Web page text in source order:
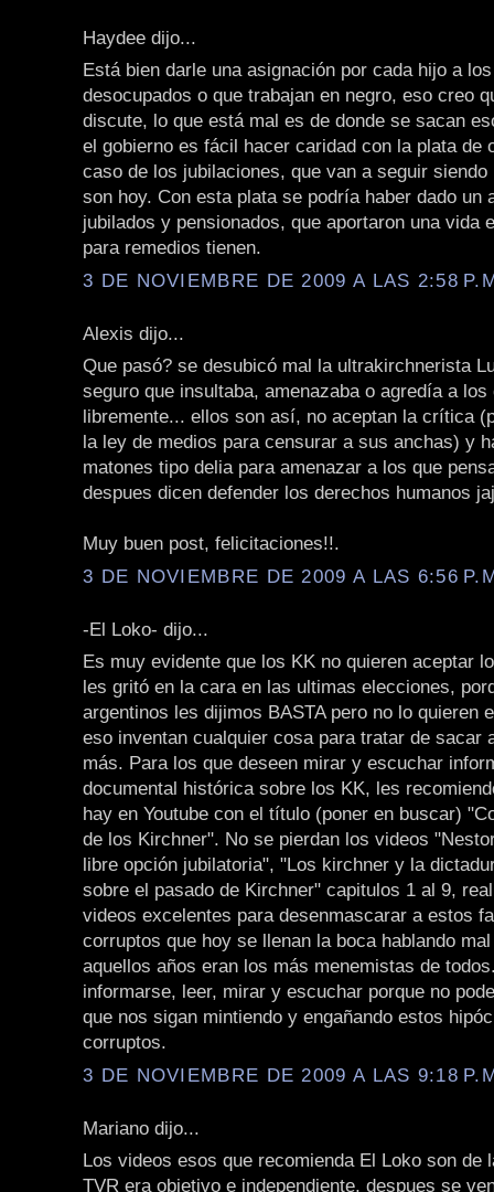
Haydee dijo...
Está bien darle una asignación por cada hijo a
desocupados o que trabajan en negro, eso creo
discute, lo que está mal es de donde se sacan
el gobierno es fácil hacer caridad con la plata de
caso de los jubilaciones, que van a seguir siendo
son hoy. Con esta plata se podría haber dado un
jubilados y pensionados, que aportaron una vida
para remedios tienen.
3 DE NOVIEMBRE DE 2009 A LAS 2:58
Alexis dijo...
Que pasó? se desubicó mal la ultrakirchnerista
seguro que insultaba, amenazaba o agredía a los
libremente... ellos son así, no aceptan la crítica
la ley de medios para censurar a sus anchas) y
matones tipo delia para amenazar a los que
despues dicen defender los derechos humanos
Muy buen post, felicitaciones!!.
3 DE NOVIEMBRE DE 2009 A LAS 6:56
-El Loko- dijo...
Es muy evidente que los KK no quieren aceptar
les gritó en la cara en las ultimas elecciones,
argentinos les dijimos BASTA pero no lo quieren
eso inventan cualquier cosa para tratar de sacar
más. Para los que deseen mirar y escuchar
documental histórica sobre los KK, les
hay en Youtube con el título (poner en buscar)
de los Kirchner". No se pierdan los videos
libre opción jubilatoria", "Los kirchner y la
sobre el pasado de Kirchner" capitulos 1 al 9,
videos excelentes para desenmascarar a estos
corruptos que hoy se llenan la boca hablando
aquellos años eran los más menemistas de
informarse, leer, mirar y escuchar porque no
que nos sigan mintiendo y engañando estos
corruptos.
3 DE NOVIEMBRE DE 2009 A LAS 9:18
Mariano dijo...
Los videos esos que recomienda El Loko son de
TVR era objetivo e independiente, despues se